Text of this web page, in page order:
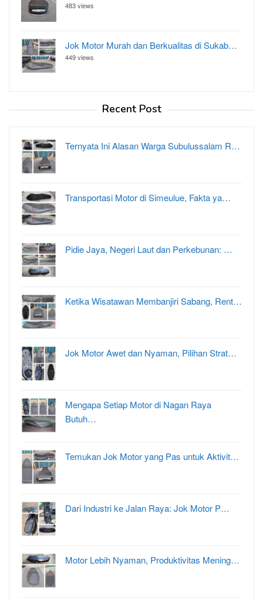
483 views
Jok Motor Murah dan Berkualitas di Sukab…
449 views
Recent Post
Ternyata Ini Alasan Warga Subulussalam R…
Transportasi Motor di Simeulue, Fakta ya…
Pidie Jaya, Negeri Laut dan Perkebunan: …
Ketika Wisatawan Membanjiri Sabang, Rent…
Jok Motor Awet dan Nyaman, Pilihan Strat…
Mengapa Setiap Motor di Nagan Raya
Butuh…
Temukan Jok Motor yang Pas untuk Aktivit…
Dari Industri ke Jalan Raya: Jok Motor P…
Motor Lebih Nyaman, Produktivitas Mening…